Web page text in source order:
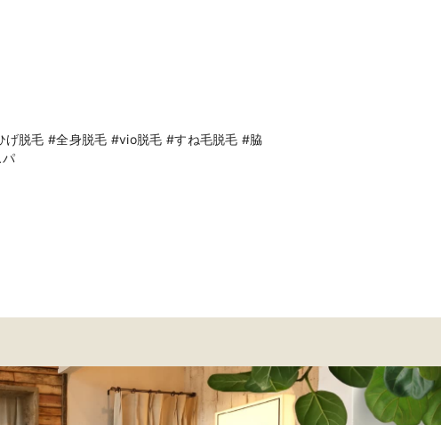
脱毛 #全身脱毛 #vio脱毛 #すね毛脱毛 #脇